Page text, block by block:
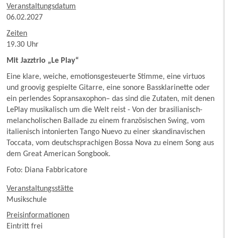
Veranstaltungsdatum
06.02.2027
Zeiten
19.30 Uhr
Mit Jazztrio „Le Play“
Eine klare, weiche, emotionsgesteuerte Stimme, eine virtuos
und groovig gespielte Gitarre, eine sonore Bassklarinette oder
ein perlendes Sopransaxophon– das sind die Zutaten, mit denen
LePlay musikalisch um die Welt reist - Von der brasilianisch-
melancholischen Ballade zu einem französischen Swing, vom
italienisch intonierten Tango Nuevo zu einer skandinavischen
Toccata, vom deutschsprachigen Bossa Nova zu einem Song aus
dem Great American Songbook.
Foto: Diana Fabbricatore
Veranstaltungsstätte
Musikschule
Preisinformationen
Eintritt frei